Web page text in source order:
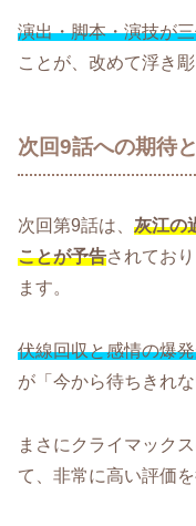
演出・脚本・演技が
ことが、改めて浮き
次回9話への期待
次回第9話は、 灰江の
ことが予告されてお
ます。
伏線回収と感情の爆
が「今から待ちきれな
まさにクライマック
て、非常に高い評価